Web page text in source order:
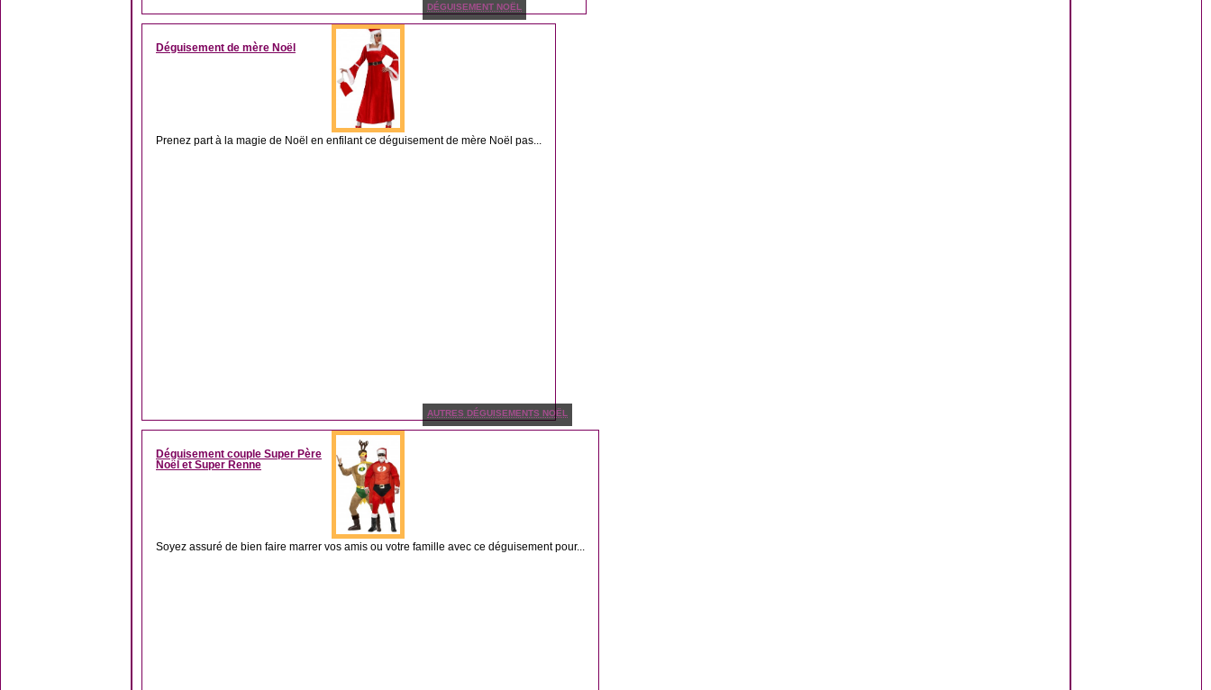
DÉGUISEMENT NOËL
Déguisement de mère Noël
Prenez part à la magie de Noël en enfilant ce déguisement de mère Noël pas...
AUTRES DÉGUISEMENTS NOËL
Déguisement couple Super Père
Noël et Super Renne
Soyez assuré de bien faire marrer vos amis ou votre famille avec ce déguisement pour...